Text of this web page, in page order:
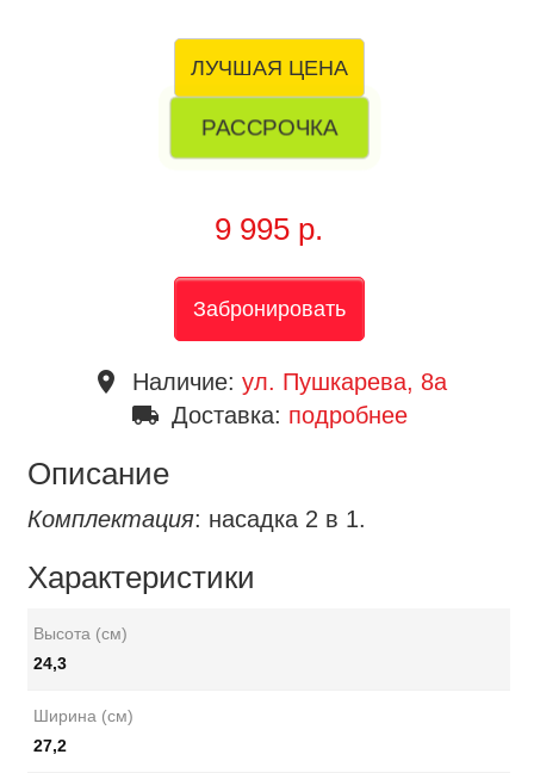
ЛУЧШАЯ ЦЕНА
РАССРОЧКА
9 995 р.
Забронировать
place Наличие: ул. Пушкарева, 8a
local_shipping Доставка: подробнее
Описание
Комплектация: насадка 2 в 1.
Характеристики
Высота (см)
24,3
Ширина (см)
27,2